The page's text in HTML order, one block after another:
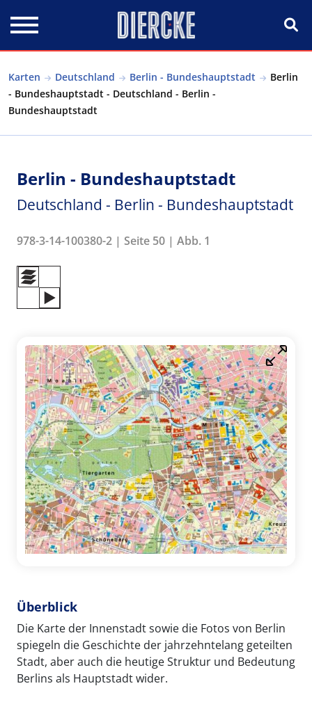
Karten Deutschland Berlin - Bundeshauptstadt
Berlin
- Bundeshauptstadt - Deutschland - Berlin -
Bundeshauptstadt
Berlin - Bundeshauptstadt
Deutschland - Berlin - Bundeshauptstadt
978-3-14-100380-2 | Seite 50 | Abb. 1
Überblick
Die Karte der Innenstadt sowie die Fotos von Berlin
spiegeln die Geschichte der jahrzehntelang geteilten
Stadt, aber auch die heutige Struktur und Bedeutung
Berlins als Hauptstadt wider.